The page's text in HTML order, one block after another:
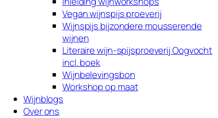
Vegan wijnspijs proeverij
Wijnspijs bijzondere mousserende
wijnen
Literaire wijn-spijsproeverij Oogvocht
incl. boek
Wijnbelevingsbon
Workshop op maat
Wijnblogs
Over ons